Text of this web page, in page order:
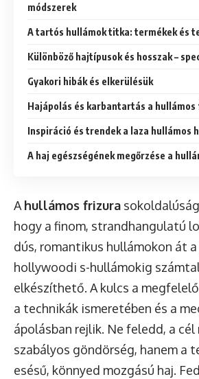
módszerek
A tartós hullámok titka: termékek és
Különböző hajtípusok és hosszak –
Gyakori hibák és elkerülésük
Hajápolás és karbantartás a
Inspiráció és trendek a laza hullámos
A haj egészségének megőrzése a
A hullámos frizura
hogy a finom, strandhangulatú
dús, romantikus hullámokon át
hollywoodi s-hullámokig
elkészíthető. A kulcs a
a technikák ismeretében és a
ápolásban rejlik. Ne feledd, a cél
szabályos göndörség, hanem a
esésű, könnyed mozgású haj.